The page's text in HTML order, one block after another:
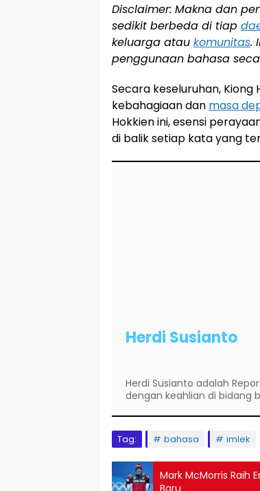
Disclaimer: Makna dan
sedikit berbeda di tiap
keluarga atau komunitas.
penggunaan bahasa
Secara keseluruhan,
kebahagiaan dan masa
Hokkien ini, esensi
di balik setiap kata yang
Herdi Susianto
Herdi Susianto adalah
dengan keahlian di bidang
Tag: bahasa imlek
Mark McMorris Raih
Baru